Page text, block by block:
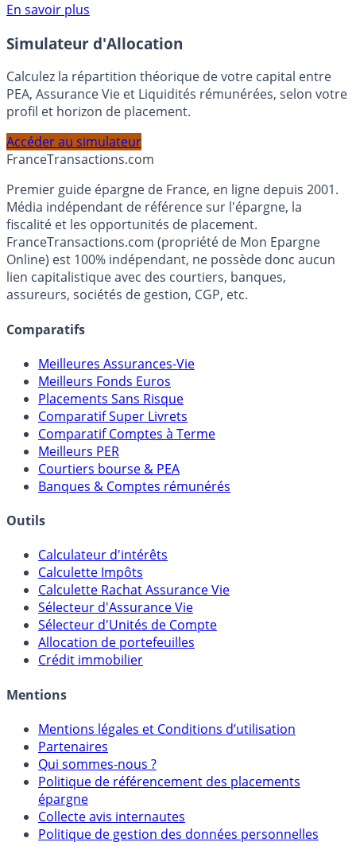
Voir conditions sur la page dédiée à cette offre.
En savoir plus
Simulateur d'Allocation
Calculez la répartition théorique de votre capital entre
profil et horizon de placement.
FranceTransactions.com
Premier guide épargne de France, en ligne depuis 2001.
Média indépendant de référence sur l'épargne, la
fiscalité et les opportunités de placement.
FranceTransactions.com (propriété de Mon Epargne
Online) est 100% indépendant, ne possède donc aucun
assureurs, sociétés de gestion, CGP, etc.
Comparatifs
Meilleures Assurances-Vie
Meilleurs Fonds Euros
Placements Sans Risque
Comparatif Super Livrets
Comparatif Comptes à Terme
Meilleurs PER
Banques & Comptes rémunérés
Outils
Calculateur d'intérêts
Calculette Impôts
Calculette Rachat Assurance Vie
Sélecteur d'Assurance Vie
Sélecteur d'Unités de Compte
Crédit immobilier
Mentions
Mentions légales et Conditions d’utilisation
Partenaires
Qui sommes-nous ?
Politique de référencement des placements
épargne